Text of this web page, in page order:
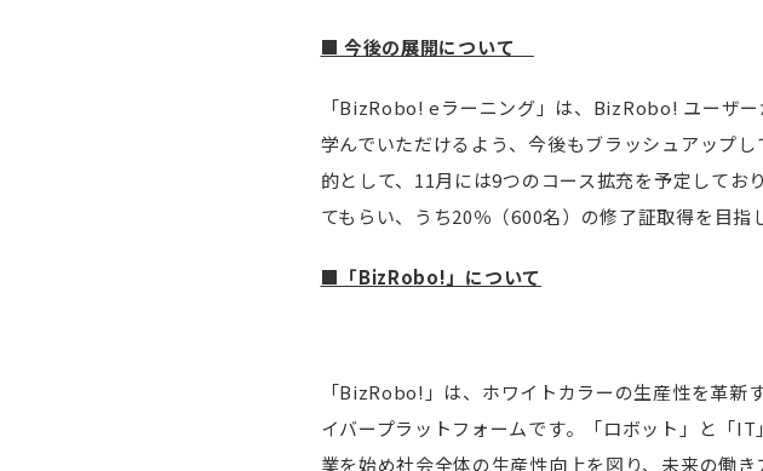
■ 今後の展開について
「BizRobo! eラーニング」は、BizRobo! ユーザ
学んでいただけるよう、今後もブラッシュアップ
的として、11月には9つのコース拡充を予定して
てもらい、うち20％（600名）の修了証取得を目指
■「BizRobo!」について
「BizRobo!」は、ホワイトカラーの生産性を革
イバープラットフォームです。「ロボット」と「
業を始め社会全体の生産性向上を図り、未来の働き